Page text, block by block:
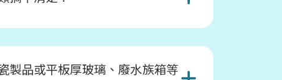
製品或平板厚玻璃、廢水族箱等